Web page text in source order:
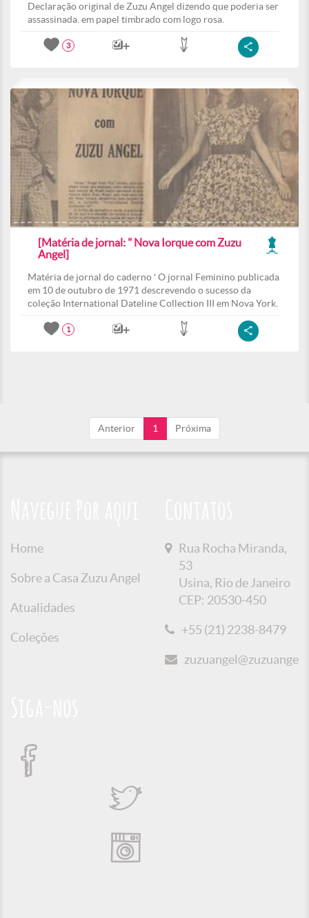
Declaração original de Zuzu Angel dizendo que poderia ser
assassinada. em papel timbrado com logo rosa.
3
[Matéria de jornal: " Nova Iorque com Zuzu
Angel]
Matéria de jornal do caderno ' O jornal Feminino publicada
em 10 de outubro de 1971 descrevendo o sucesso da
coleção International Dateline Collection III em Nova York.
1
Anterior 1 Próxima
Home
Sobre a Casa Zuzu Angel
Atualidades
Coleções
Rua Rocha Miranda,
53
Usina, Rio de Janeiro
CEP: 20530-450
+55 (21) 2238-8479